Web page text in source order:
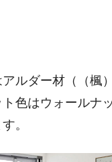
ルダー材（（楓
色はウォールナ
。